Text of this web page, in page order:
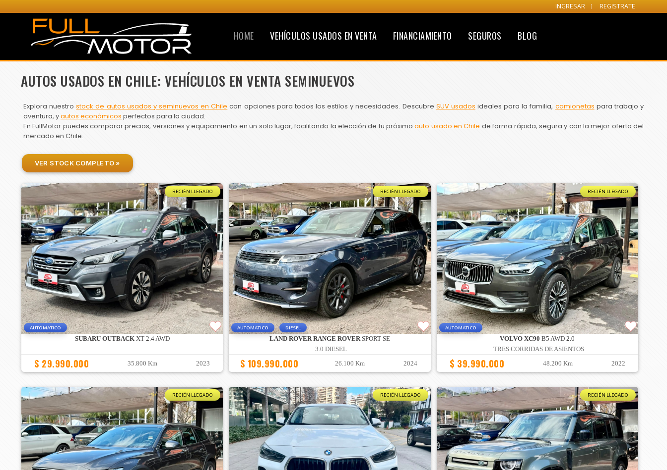
INGRESAR REGISTRATE
HOME VEHÍCULOS USADOS EN VENTA FINANCIAMIENTO SEGUROS BLOG
AUTOS USADOS EN CHILE: VEHÍCULOS EN VENTA SEMINUEVOS
Explora nuestrostock de autos usados y seminuevos en Chile con opciones para todos los estilos y necesidades. Descubre SUV usados ideales para la familia, camionetas para trabajo y
aventura, yautos económicos perfectos para la ciudad.
En FullMotor puedes comparar precios, versiones y equipamiento en un solo lugar, facilitando la elección de tu próximoauto usado en Chile de forma rápida, segura y con la mejor oferta del
mercado en Chile.
VER STOCK COMPLETO »
RECIÉN LLEGADO
AUTOMATICO
SUBARU OUTBACKXT 2.4 AWD
$ 29.990.000 35.800 Km 2023
RECIÉN LLEGADO
AUTOMATICO DIESEL
LAND ROVER RANGE ROVERSPORT SE
3.0 DIESEL
$ 109.990.000 26.100 Km 2024
RECIÉN LLEGADO
AUTOMATICO
VOLVO XC90 B5 AWD 2.0
TRES CORRIDAS DE ASIENTOS
$ 39.990.000 48.200 Km 2022
RECIÉN LLEGADO RECIÉN LLEGADO RECIÉN LLEGADO